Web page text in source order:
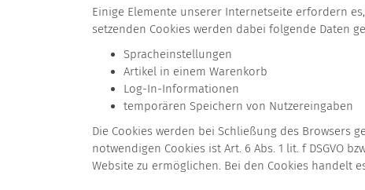
Einige Elemente unserer Internetseite erfordern
setzenden Cookies werden dabei folgende Daten
Spracheinstellungen
Artikel in einem Warenkorb
Log-In-Informationen
temporären Speichern von Nutzereingaben
Die Cookies werden bei Schließung des Browsers
notwendigen Cookies ist Art. 6 Abs. 1 lit. f DSGVO
Website zu ermöglichen. Bei den Cookies handelt